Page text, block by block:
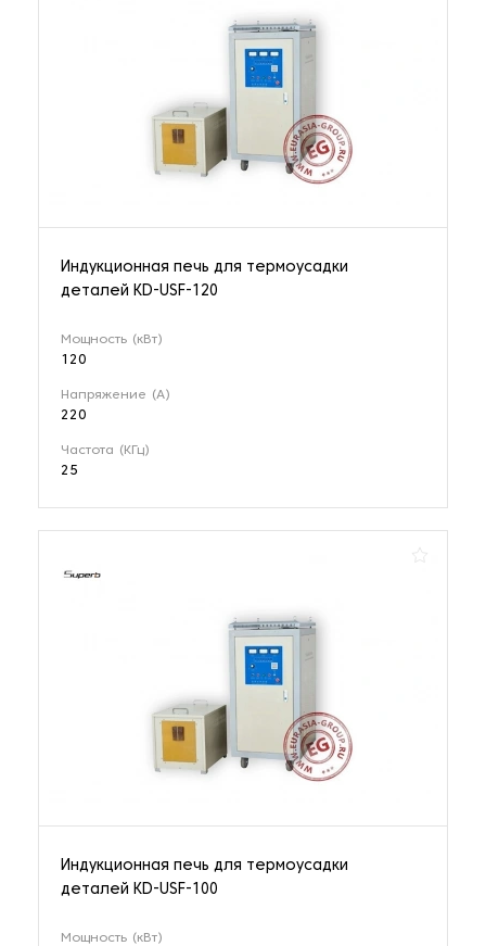
Индукционная печь для термоусадки
деталей KD-USF-120
Мощность (кВт)
120
Напряжение (А)
220
Частота (КГц)
25
Индукционная печь для термоусадки
деталей KD-USF-100
Мощность (кВт)